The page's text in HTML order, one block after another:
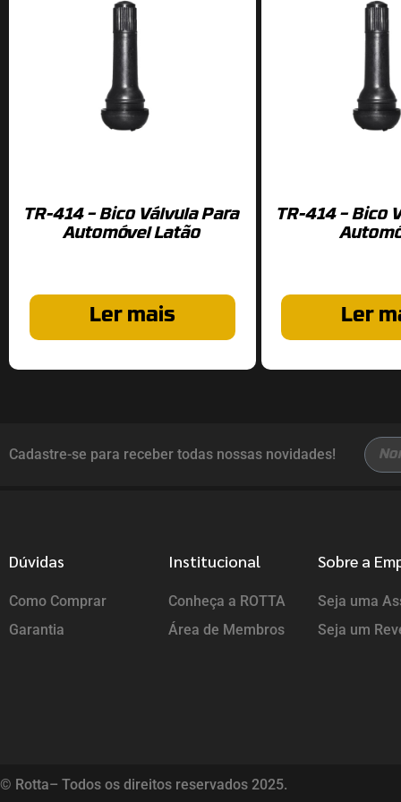
TR-414 – Bico Válvula Para
Automóvel Latão
Ler mais
TR-414 – Bico
Ler
Cadastre-se para receber todas nossas novidades!
Dúvidas
Como Comprar
Garantia
Institucional
Conheça a ROTTA
Área de Membros
Sobre a
Seja uma
Seja um
© Rotta– Todos os direitos reservados 2025.